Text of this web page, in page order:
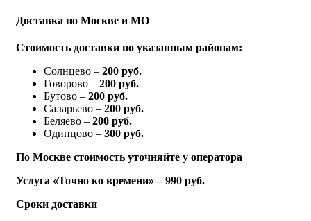
Доставка по Москве и МО
Стоимость доставки по указанным районам:
Солнцево – 200 руб.
Говорово – 200 руб.
Бутово – 200 руб.
Саларьево – 200 руб.
Беляево – 200 руб.
Одинцово – 300 руб.
По Москве стоимость уточняйте у оператора
Услуга «Точно ко времени» – 990 руб.
Сроки доставки